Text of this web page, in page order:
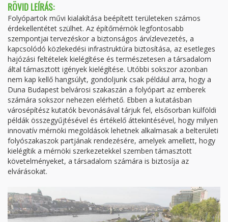
RÖVID LEÍRÁS:
Folyópartok művi kialakítása beépített területeken számos
érdekellentétet szülhet. Az építőmérnök legfontosabb
szempontjai tervezéskor a biztonságos árvízlevezetés, a
kapcsolódó közlekedési infrastruktúra biztosítása, az esetleges
hajózási feltételek kielégítése és természetesen a társadalom
által támasztott igények kielégítése. Utóbbi sokszor azonban
nem kap kellő hangsúlyt, gondoljunk csak például arra, hogy a
Duna Budapest belvárosi szakaszán a folyópart az emberek
számára sokszor nehezen elérhető. Ebben a kutatásban
városépítész kutatók bevonásával tárjuk fel, elsősorban külföldi
példák összegyűjtésével és értékelő áttekintésével, hogy milyen
innovatív mérnöki megoldások lehetnek alkalmasak a belterületi
folyószakaszok partjának rendezésére, amelyek amellett, hogy
kielégítik a mérnöki szerkezetekkel szemben támasztott
követelményeket, a társadalom számára is biztosíja az
elvárásokat.